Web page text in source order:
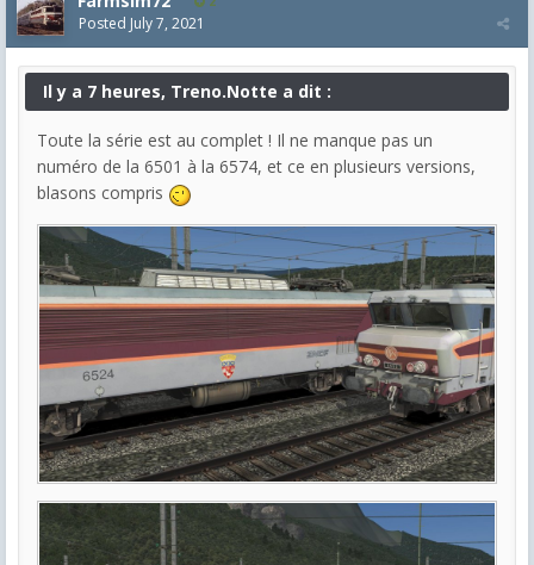
Posted July 7, 2021
Il y a 7 heures, Treno.Notte a dit :
Toute la série est au complet ! Il ne manque pas un
numéro de la 6501 à la 6574, et ce en plusieurs versions,
blasons compris